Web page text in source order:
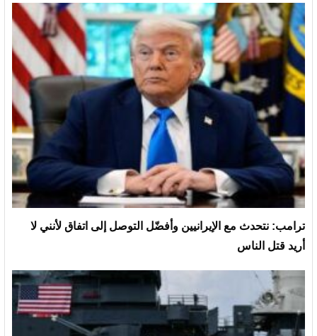
ترامب: نتحدث مع الإيرانيين وأفضّل التوصل إلى اتفاق لأنني لا
أريد قتل الناس